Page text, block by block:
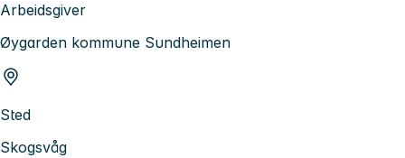
Arbeidsgiver
Øygarden kommune Sundheimen
Sted
Skogsvåg